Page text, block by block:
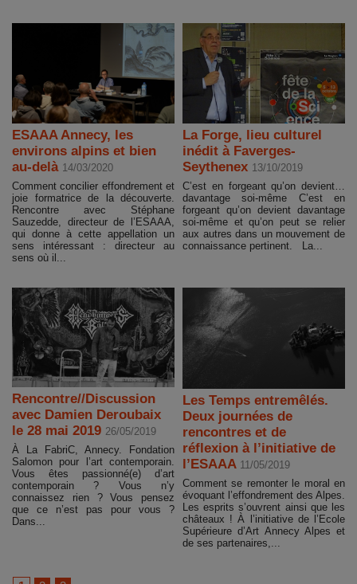
ESAAA Annecy, les
environs alpins et bien
au-delà 14/03/2020
Comment concilier effondrement et
joie formatrice de la découverte.
Rencontre avec Stéphane
Sauzedde, directeur de l’ESAAA,
qui donne à cette appellation un
sens intéressant : directeur au
sens où il...
La Forge, lieu culturel
inédit à Faverges-
Seythenex 13/10/2019
C’est en forgeant qu’on devient…
davantage soi-même C’est en
forgeant qu’on devient davantage
soi-même et qu’on peut se relier
aux autres dans un mouvement de
connaissance pertinent. La...
Rencontre//Discussion
avec Damien Deroubaix
le 28 mai 2019 26/05/2019
À La FabriC, Annecy. Fondation
Salomon pour l’art contemporain.
Vous êtes passionné(e) d’art
contemporain ? Vous n’y
connaissez rien ? Vous pensez
que ce n’est pas pour vous ?
Dans...
Les Temps entremêlés.
Deux journées de
rencontres et de
réflexion à l’initiative de
l’ESAAA 11/05/2019
Comment se remonter le moral en
évoquant l’effondrement des Alpes.
Les esprits s’ouvrent ainsi que les
châteaux ! À l’initiative de l’Ecole
Supérieure d’Art Annecy Alpes et
de ses partenaires,...